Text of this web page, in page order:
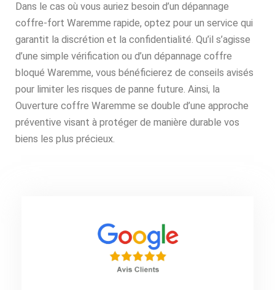
Dans le cas où vous auriez besoin d’un dépannage
coffre-fort Waremme rapide, optez pour un service qui
garantit la discrétion et la confidentialité. Qu’il s’agisse
d’une simple vérification ou d’un dépannage coffre
bloqué Waremme, vous bénéficierez de conseils avisés
pour limiter les risques de panne future. Ainsi, la
Ouverture coffre Waremme se double d’une approche
préventive visant à protéger de manière durable vos
biens les plus précieux.